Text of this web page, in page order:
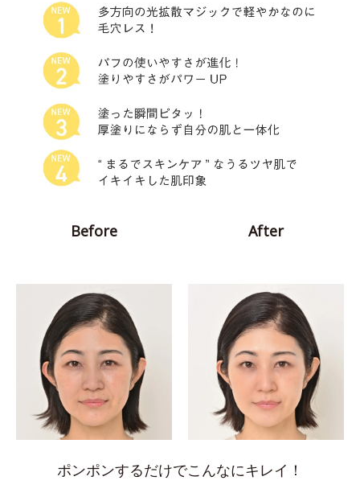
Before After
ポンポンするだけでこんなにキレイ！